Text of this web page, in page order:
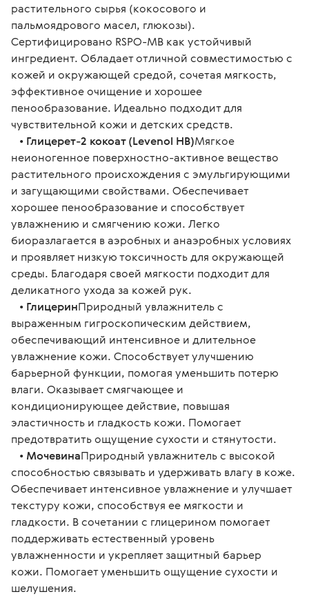
растительного сырья (кокосового и
пальмоядрового масел, глюкозы).
Сертифицировано RSPO-MB как устойчивый
ингредиент. Обладает отличной совместимостью с
кожей и окружающей средой, сочетая мягкость,
эффективное очищение и хорошее
пенообразование. Идеально подходит для
чувствительной кожи и детских средств.
• Глицерет-2 кокоат (Levenol HB)Мягкое
неионогенное поверхностно-активное вещество
растительного происхождения с эмульгирующими
и загущающими свойствами. Обеспечивает
хорошее пенообразование и способствует
увлажнению и смягчению кожи. Легко
биоразлагается в аэробных и анаэробных условиях
и проявляет низкую токсичность для окружающей
среды. Благодаря своей мягкости подходит для
деликатного ухода за кожей рук.
• ГлицеринПриродный увлажнитель с
выраженным гигроскопическим действием,
обеспечивающий интенсивное и длительное
увлажнение кожи. Способствует улучшению
барьерной функции, помогая уменьшить потерю
влаги. Оказывает смягчающее и
кондиционирующее действие, повышая
эластичность и гладкость кожи. Помогает
предотвратить ощущение сухости и стянутости.
• МочевинаПриродный увлажнитель с высокой
способностью связывать и удерживать влагу в коже.
Обеспечивает интенсивное увлажнение и улучшает
текстуру кожи, способствуя ее мягкости и
гладкости. В сочетании с глицерином помогает
поддерживать естественный уровень
увлажненности и укрепляет защитный барьер
кожи. Помогает уменьшить ощущение сухости и